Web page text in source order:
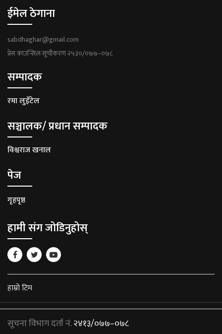
ईमेल ठेगाना
sabdhaghar@gmail.com
प्रेस काउन्सिल सूचीकरण २५३०/०७७–०७८
सम्पादक
रमा लुइँटेल
सञ्चालक/ प्रधान सम्पादक
विश्वराज खनाल
पेज
गृहपृष्ठ
हामी संग जोडिनुहोस्
हाम्रो टिम
सूचना विभाग दर्ता नं.२४१३/०७७–०७८